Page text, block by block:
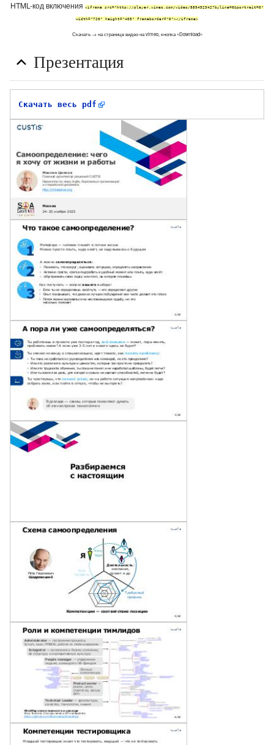
HTML-код включения <iframe src="http://player.vimeo.com/video/889452342?byline=0&portrait=0"
width="720" height="405" frameborder="0"></iframe>
Скачать → на странице видео на vimeo, кнопка «Download»
Презентация
Скачать весь pdf